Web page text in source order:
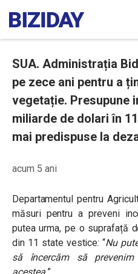
SUA. Administrația
pe zece ani pentru a
vegetație. Presupune
miliarde de dolari în
mai predispuse la
acum 5 ani
Departamentul pentru
măsuri pentru a preveni
putea urma, pe o suprafață
din 11 state vestice:“Nu
să încercăm să